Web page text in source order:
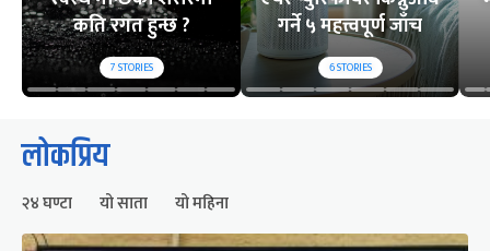
कति रगत हुन्छ ?
7STORIES
गर्ने ५ महत्त्वपूर्ण जाँच
6STORIES
लोकप्रिय
२४ घण्टा यो साता यो महिना